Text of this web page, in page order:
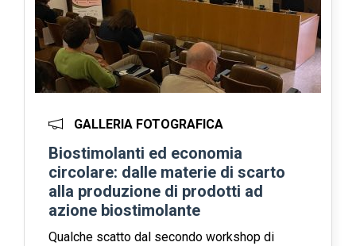
GALLERIA FOTOGRAFICA
Biostimolanti ed economia
circolare: dalle materie di scarto
alla produzione di prodotti ad
azione biostimolante
Qualche scatto dal secondo workshop di